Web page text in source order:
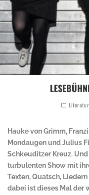
Hauke von Grimm,
Mondaugen und Julius
Schkeuditzer Kreuz.
turbulenten Show mit
Texten, Quatsch,
dabei ist dieses Mal der